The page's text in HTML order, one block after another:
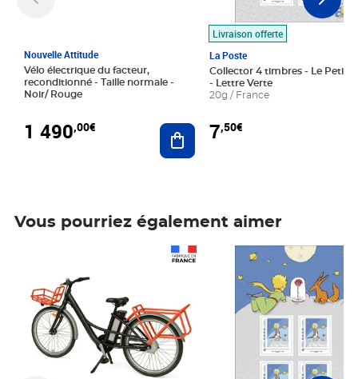
Nouvelle Attitude
Vélo électrique du facteur,
reconditionné - Taille normale -
Noir/ Rouge
1 490,00€ Ajouter au panier
Livraison offerte
La Poste
Collector 4 timbres - Le Petit
- Lettre Verte
20g / France
7,50€
Vous pourriez également aimer
Prix 7,50€